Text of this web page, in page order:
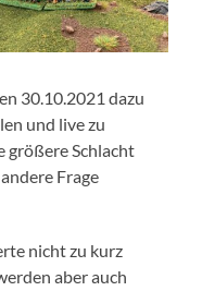
30.10.2021 dazu
und live zu
größere Schlacht
Frage
nicht zu kurz
aber auch